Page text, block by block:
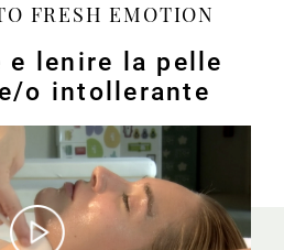
FRESH EMOTION
e lenire la pelle
o intollerante